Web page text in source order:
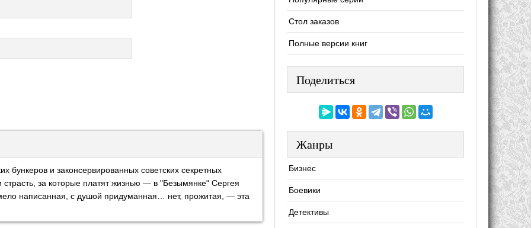
бункеров и законсервированных советских секретных
за которые платят жизнью — в "Безымянке" Сергея
написанная, с душой придуманная… нет, прожитая, — эта
Стол заказов
Полные версии книг
Поделиться
Жанры
Бизнес
Боевики
Детективы